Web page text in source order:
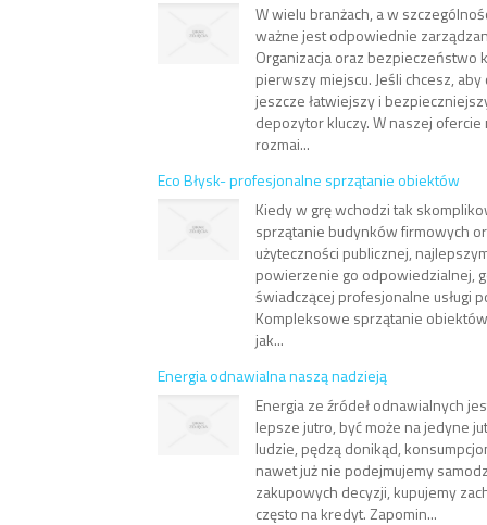
W wielu branżach, a w
ważne jest odpowiednie
Organizacja oraz bezpieczeństwo
pierwszy miejscu. Jeśli chcesz, aby
jeszcze łatwiejszy i
depozytor kluczy. W naszej ofercie
rozmai...
Eco Błysk- profesjonalne sprzątanie obiektów
Kiedy w grę wchodzi tak
sprzątanie budynków firmowych
użyteczności publicznej,
powierzenie go odpowiedzialnej,
świadczącej profesjonalne usługi
Kompleksowe sprzątanie
jak...
Energia odnawialna naszą nadzieją
Energia ze źródeł odnawialnych
lepsze jutro, być może na jedyne
ludzie, pędzą donikąd,
nawet już nie podejmujemy
zakupowych decyzji, kupujemy
często na kredyt. Zapomin...